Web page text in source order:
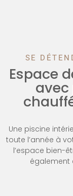
SE
Espace
Une piscine
toute l’année à
l’espace bien-
également